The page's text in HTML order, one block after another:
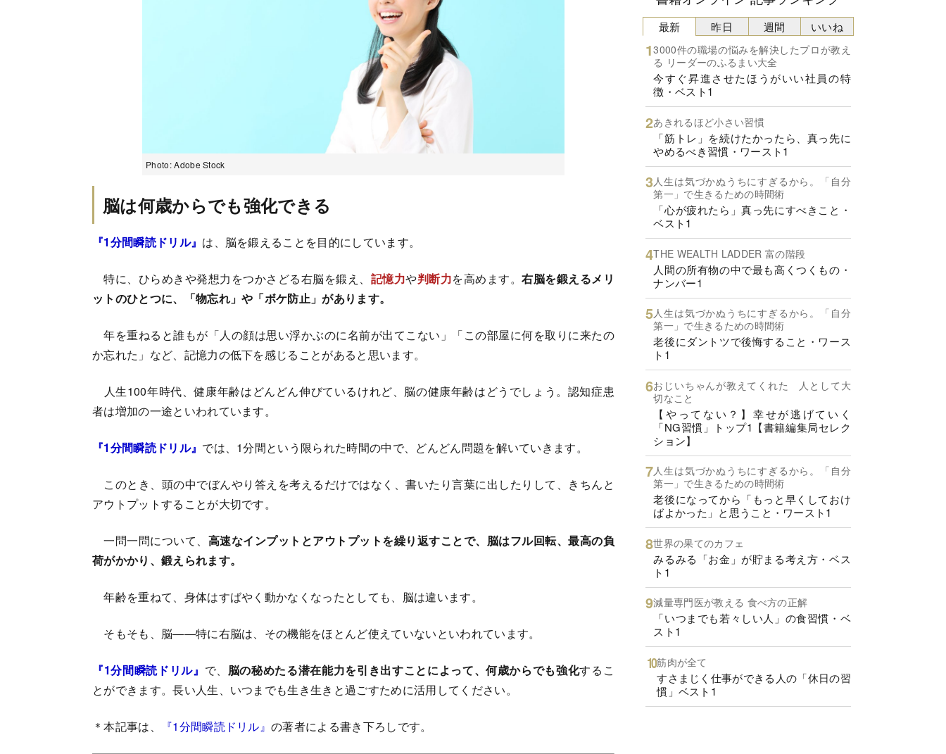
Photo: Adobe Stock
脳は何歳からでも強化できる
『1分間瞬読ドリル』 は、脳を鍛えることを目的にしています。
特に、ひらめきや発想力をつかさどる右脳を鍛え、 記憶力や判断力を高めます。右脳を鍛えるメリ
ットのひとつに、「物忘れ」や「ボケ防止」があります。
年を重ねると誰もが「人の顔は思い浮かぶのに名前が出てこない」「この部屋に何を取りに来たの
か忘れた」など、記憶力の低下を感じることがあると思います。
人生100年時代、健康年齢はどんどん伸びているけれど、脳の健康年齢はどうでしょう。認知症患
者は増加の一途といわれています。
『1分間瞬読ドリル』 では、1分間という限られた時間の中で、どんどん問題を解いていきます。
このとき、頭の中でぼんやり答えを考えるだけではなく、書いたり言葉に出したりして、きちんと
アウトプットすることが大切です。
一問一問について、 高速なインプットとアウトプットを繰り返すことで、脳はフル回転、最高の負
荷がかかり、鍛えられます。
年齢を重ねて、身体はすばやく動かなくなったとしても、脳は違います。
そもそも、脳――特に右脳は、その機能をほとんど使えていないといわれています。
『1分間瞬読ドリル』 で、 脳の秘めたる潜在能力を引き出すことによって、何歳からでも強化するこ
とができます。長い人生、いつまでも生き生きと過ごすために活用してください。
＊本記事は、 『1分間瞬読ドリル』の著者による書き下ろしです。
最新
3000件の職場の悩みを解決したプロが教え
る リーダーのふるまい大全
今すぐ昇進させたほうがいい社員の特
徴・ベスト1
あきれるほど小さい習慣
「筋トレ」を続けたかったら、真っ先に
やめるべき習慣・ワースト1
人生は気づかぬうちにすぎるから。「自分
第一」で生きるための時間術
「心が疲れたら」真っ先にすべきこと・
ベスト1
THE WEALTH LADDER 富の階段
人間の所有物の中で最も高くつくもの・
ナンバー1
人生は気づかぬうちにすぎるから。「自分
第一」で生きるための時間術
老後にダントツで後悔すること・ワース
ト1
おじいちゃんが教えてくれた 人として大
切なこと
【やってない？】幸せが逃げていく
「NG習慣」トップ1【書籍編集局セレク
ション】
人生は気づかぬうちにすぎるから。「自分
第一」で生きるための時間術
老後になってから「もっと早くしておけ
ばよかった」と思うこと・ワースト1
世界の果てのカフェ
みるみる「お金」が貯まる考え方・ベス
ト1
減量専門医が教える 食べ方の正解
「いつまでも若々しい人」の食習慣・ベ
スト1
筋肉が全て
すさまじく仕事ができる人の「休日の習
慣」ベスト1
昨日 週間 いいね